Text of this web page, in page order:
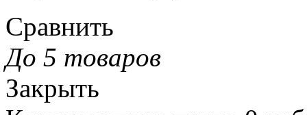
Сравнить
До 5 товаров
Закрыть